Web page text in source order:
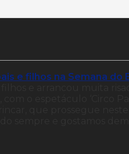
e filhos na Semana do